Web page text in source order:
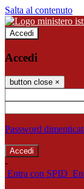
Salta al contenuto
Accedi
Accedi
button close ×
Password
-
Entra con SPID